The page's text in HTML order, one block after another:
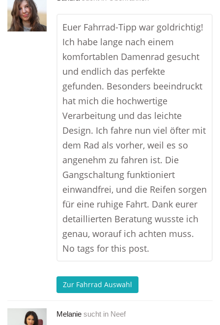
Euer Fahrrad-Tipp war goldrichtig!
Ich habe lange nach einem
komfortablen Damenrad gesucht
und endlich das perfekte
gefunden. Besonders beeindruckt
hat mich die hochwertige
Verarbeitung und das leichte
Design. Ich fahre nun viel öfter mit
dem Rad als vorher, weil es so
angenehm zu fahren ist. Die
Gangschaltung funktioniert
einwandfrei, und die Reifen sorgen
für eine ruhige Fahrt. Dank eurer
detaillierten Beratung wusste ich
genau, worauf ich achten muss.
No tags for this post.
Zur Fahrrad Auswahl
Melanie sucht in Neef